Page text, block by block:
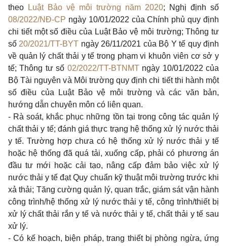
theo
Luật Bảo vệ môi trường năm 2020; Nghị định số
08/2022/NĐ-CP ngày 10/01/2022 của Chính phủ quy định
chi tiết một số điều của Luật Bảo vệ môi trường; Thông tư
số 20/2021/TT-BYT ngày 26/11/2021 của Bộ Y tế quy định
về quản lý chất thải y tế trong phạm vi khuôn viên cơ sở y
tế; Thông tư số 02/2022/TT-BTNMTngày 10/01/2022 của
Bộ Tài nguyên và Môi trường quy định chi tiết thi hành một
số điều của Luật Bảo vệ môi trường và các văn bản,
hướng dẫn chuyên môn có liên quan.
- Rà soát, khắc phục những tồn tại trong công tác quản lý
chất thải y tế; đánh giá thực trạng hệ thống xử lý nước thải
y tế. Trường hợp chưa có hệ thống xử lý nước thải y tế
hoặc hệ thống đã quá tải, xuống cấp, phải có phương án
đầu tư mới hoặc cải tạo, nâng cấp đảm bảo việc xử lý
nước thải y tế đạt Quy chuẩn kỹ thuật môi trường trước khi
xả thải; Tăng cường quản lý, quan trắc, giám sát vận hành
công trình/hệ thống xử lý nước thải y tế, công trình/thiết bị
xử lý chất thải rắn y tế và nước thải y tế, chất thải y tế sau
xử lý.
-Có kế hoạch, biện pháp, trang thiết bị phòng ngừa, ứng